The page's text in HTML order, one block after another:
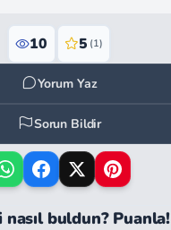
10 5 (1)
Yorum Yaz
Sorun Bildir
nasıl buldun? Puanla!